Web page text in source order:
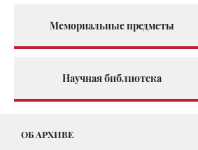
Мемориальные предметы
Научная библиотека
ОБ АРХИВЕ